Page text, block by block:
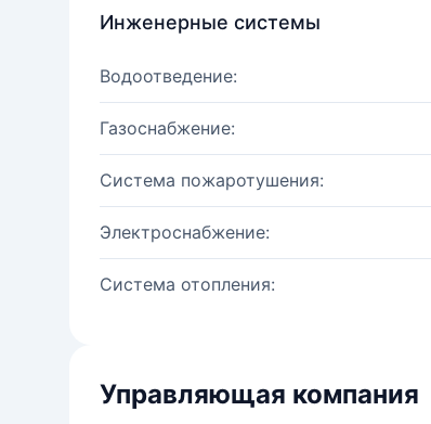
Инженерные системы
Водоотведение:
Газоснабжение:
Система пожаротушения:
Электроснабжение:
Система отопления:
Управляющая компания